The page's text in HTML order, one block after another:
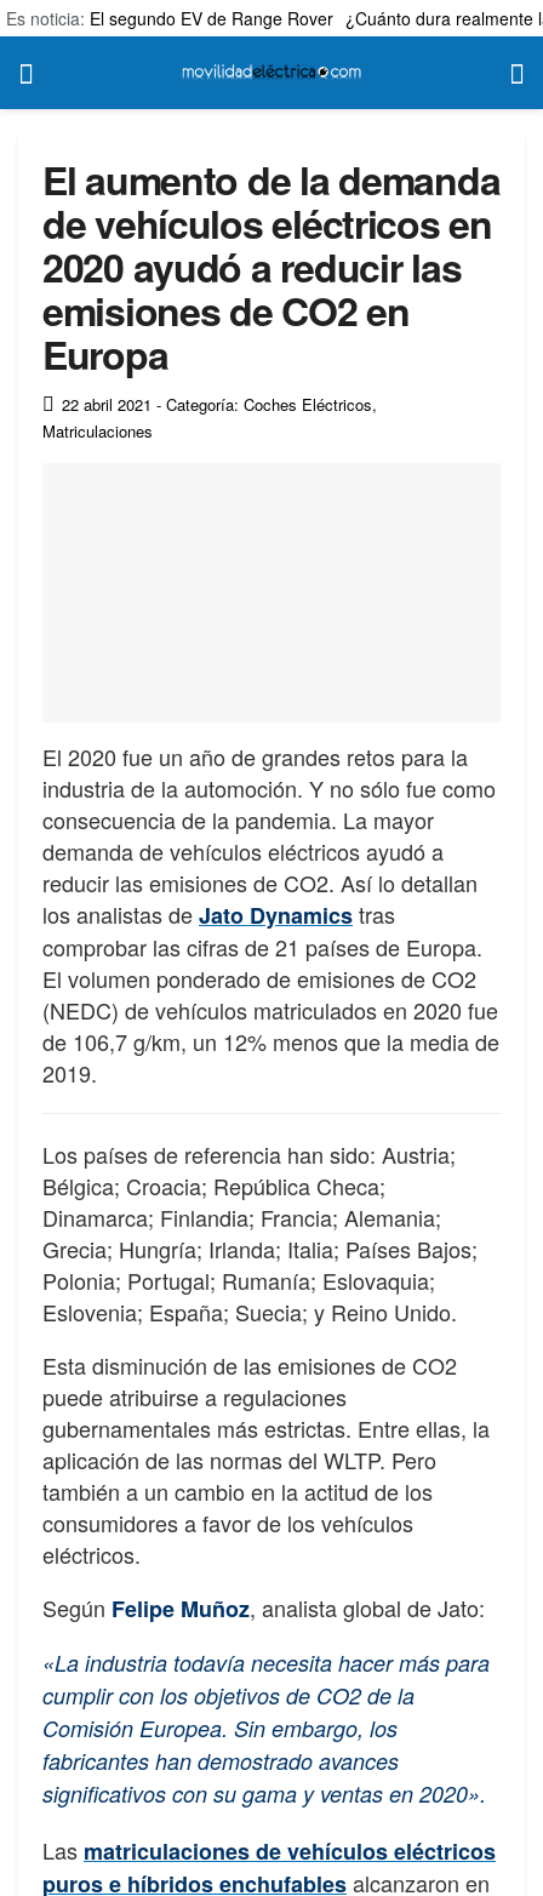
Es noticia: El segundo EV de Range Rover ¿Cuánto dura realmente
El aumento de la demanda
de vehículos eléctricos en
2020 ayudó a reducir las
emisiones de CO2 en
Europa
22 abril 2021 - Categoría: Coches Eléctricos,
Matriculaciones
El 2020 fue un año de grandes retos para la
industria de la automoción. Y no sólo fue como
consecuencia de la pandemia. La mayor
demanda de vehículos eléctricos ayudó a
reducir las emisiones de CO2. Así lo detallan
los analistas deJato Dynamicstras
comprobar las cifras de 21 países de Europa.
El volumen ponderado de emisiones de CO2
(NEDC) de vehículos matriculados en 2020 fue
de 106,7 g/km, un 12% menos que la media de
2019.
Los países de referencia han sido: Austria;
Bélgica; Croacia; República Checa;
Dinamarca; Finlandia; Francia; Alemania;
Grecia; Hungría; Irlanda; Italia; Países Bajos;
Polonia; Portugal; Rumanía; Eslovaquia;
Eslovenia; España; Suecia; y Reino Unido.
Esta disminución de las emisiones de CO2
puede atribuirse a regulaciones
gubernamentales más estrictas. Entre ellas, la
aplicación de las normas del WLTP. Pero
también a un cambio en la actitud de los
consumidores a favor de los vehículos
eléctricos.
Según Felipe Muñoz, analista global de Jato:
«La industria todavía necesita hacer más para
cumplir con los objetivos de CO2 de la
Comisión Europea. Sin embargo, los
fabricantes han demostrado avances
significativos con su gama y ventas en 2020».
Las matriculaciones de vehículos eléctricos
puros e híbridos enchufablesalcanzaron en